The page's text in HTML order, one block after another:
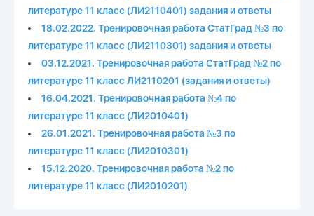
литературе 11 класс (ЛИ2110401) задания и ответы
18.02.2022. Тренировочная работа СтатГрад №3 по
литературе 11 класс (ЛИ2110301) задания и ответы
03.12.2021. Тренировочная работа СтатГрад №2 по
литературе 11 класс ЛИ2110201 (задания и ответы)
16.04.2021. Тренировочная работа №4 по
литературе 11 класс (ЛИ2010401)
26.01.2021. Тренировочная работа №3 по
литературе 11 класс (ЛИ2010301)
15.12.2020. Тренировочная работа №2 по
литературе 11 класс (ЛИ2010201)